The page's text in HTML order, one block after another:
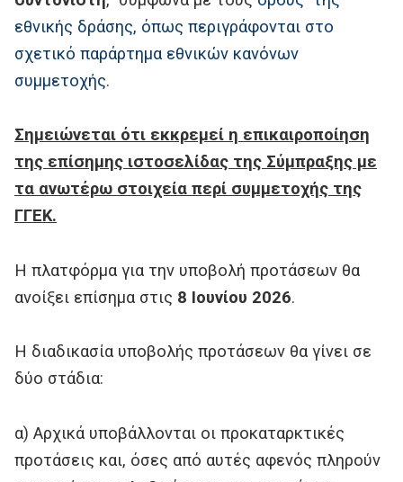
εθνικής δράσης, όπως περιγράφονται στο
σχετικό παράρτημα εθνικών κανόνων
συμμετοχής.
Σημειώνεται ότι εκκρεμεί η επικαιροποίηση
της επίσημης ιστοσελίδας της Σύμπραξης με
τα ανωτέρω στοιχεία περί συμμετοχής της
ΓΓΕΚ.
Η πλατφόρμα για την υποβολή προτάσεων θα
ανοίξει επίσημα στις 8 Ιουνίου 2026.
Η διαδικασία υποβολής προτάσεων θα γίνει σε
δύο στάδια:
α) Αρχικά υποβάλλονται οι προκαταρκτικές
προτάσεις και, όσες από αυτές αφενός πληρούν